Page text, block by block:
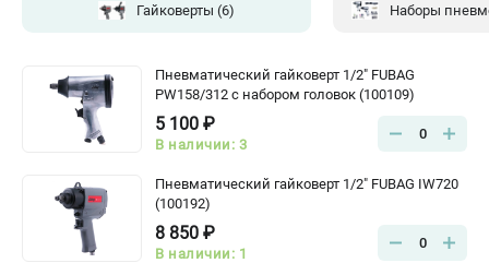
Гайковерты (6) Наборы
Пневматический гайковерт 1/2" FUBAG
PW158/312 с набором головок (100109)
5 100 ₽
В наличии: 3
0
Пневматический гайковерт 1/2" FUBAG IW720
(100192)
8 850 ₽
В наличии: 1
0